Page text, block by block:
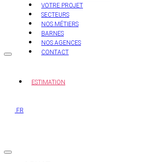
VOTRE PROJET
SECTEURS
NOS MÉTIERS
BARNES
NOS AGENCES
CONTACT
ESTIMATION
FR